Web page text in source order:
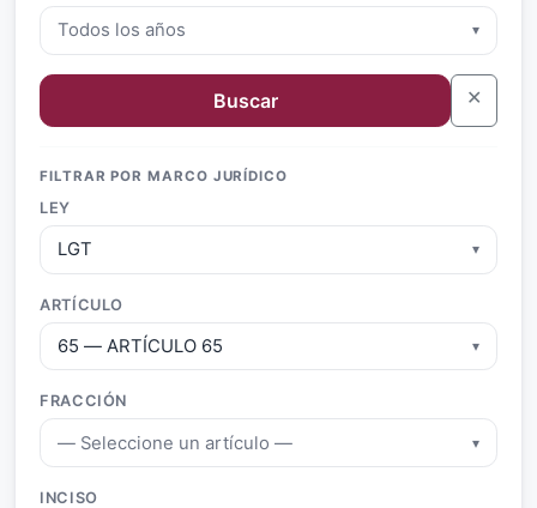
Todos los años ▾
Buscar ✕
FILTRAR POR MARCO JURÍDICO
LEY
LGT ▾
ARTÍCULO
65 — ARTÍCULO 65 ▾
FRACCIÓN
— Seleccione un artículo — ▾
INCISO